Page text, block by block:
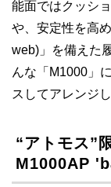
能面ではクッシ
や、安定性を高
web)」を備えた
んな「M1000」
スしてアレンジ
“アトモス”
M1000AP